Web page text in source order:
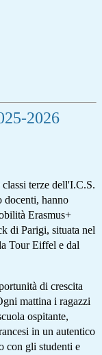
2026
terze dell'I.C.S.
docenti, hanno
Erasmus+
di Parigi, situata nel
Tour Eiffel e dal
di crescita
mattina i ragazzi
ospitante,
in un autentico
con gli studenti e